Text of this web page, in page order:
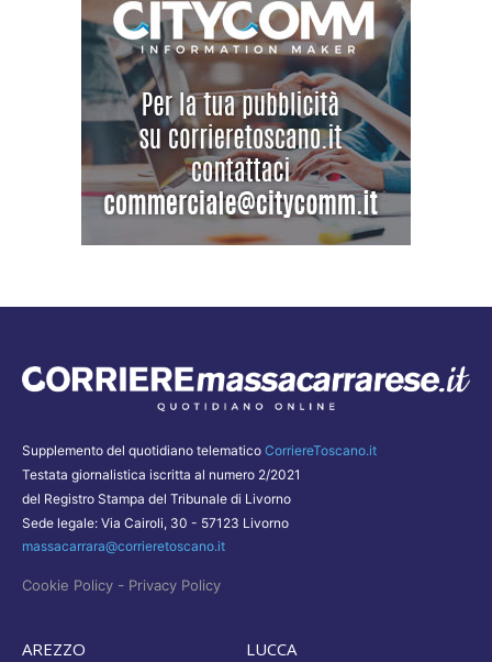
Supplemento del quotidiano telematico CorriereToscano.it
Testata giornalistica iscritta al numero 2/2021
del Registro Stampa del Tribunale di Livorno
Sede legale: Via Cairoli, 30 - 57123 Livorno
massacarrara@corrieretoscano.it
Cookie Policy - Privacy Policy
AREZZO
LUCCA